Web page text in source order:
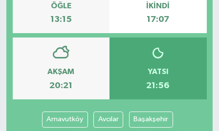
ÖĞLE
13:15
İKINDI
17:07
AKŞAM
20:21
YATSI
21:56
Arnavutköy Avcılar Başakşehir